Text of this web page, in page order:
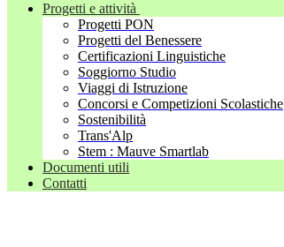
Progetti e attività
Progetti PON
Progetti del Benessere
Certificazioni Linguistiche
Soggiorno Studio
Viaggi di Istruzione
Concorsi e Competizioni Scolastiche
Sostenibilità
Trans'Alp
Stem : Mauve Smartlab
Documenti utili
Contatti